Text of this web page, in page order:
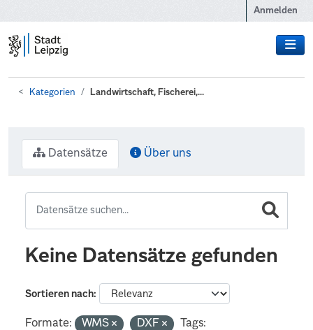
Anmelden
Kategorien Landwirtschaft, Fischerei,...
Datensätze Über uns
Keine Datensätze gefunden
Sortieren nach
Formate: WMS DXF
Tags: